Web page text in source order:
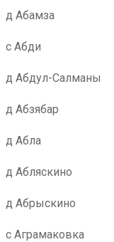
д Абамза
с Абди
д Абдул-Салманы
д Абзябар
д Абла
д Абляскино
д Абрыскино
с Аграмаковка